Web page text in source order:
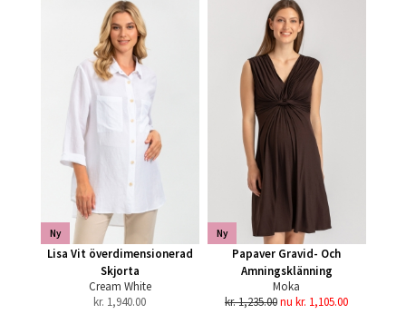
Ny
Lisa Vit överdimensionerad
Skjorta
Cream White
kr. 1,940.00
Ny
Papaver Gravid- Och
Amningsklänning
Moka
kr. 1,235.00nu kr. 1,105.00